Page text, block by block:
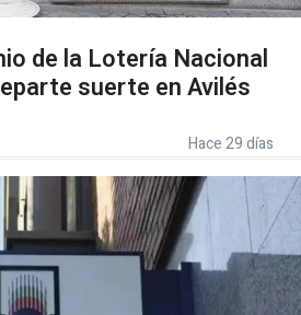
de la Lotería Nacional
suerte en Avilés
Hace 29 días